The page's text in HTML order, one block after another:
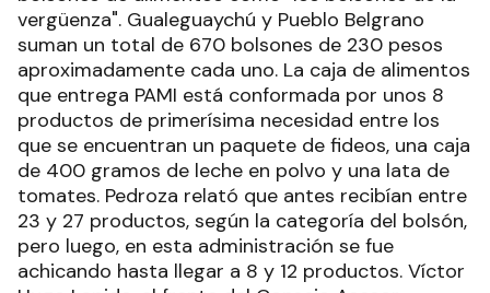
vergüenza". Gualeguaychú y Pueblo Belgrano
suman un total de 670 bolsones de 230 pesos
aproximadamente cada uno. La caja de alimentos
que entrega PAMI está conformada por unos 8
productos de primerísima necesidad entre los
que se encuentran un paquete de fideos, una caja
de 400 gramos de leche en polvo y una lata de
tomates. Pedroza relató que antes recibían entre
23 y 27 productos, según la categoría del bolsón,
pero luego, en esta administración se fue
achicando hasta llegar a 8 y 12 productos. Víctor